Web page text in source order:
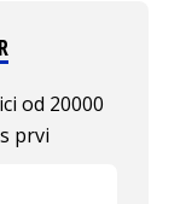
od 20000
prvi